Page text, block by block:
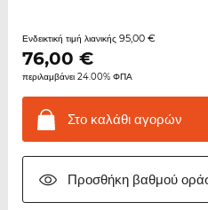
Ενδεικτική τιμή λιανικής 95,00 €
76,00 €
περιλαμβάνει 24.00% ΦΠΑ
Στο καλάθιαγορών
Προσθήκη βαθμού